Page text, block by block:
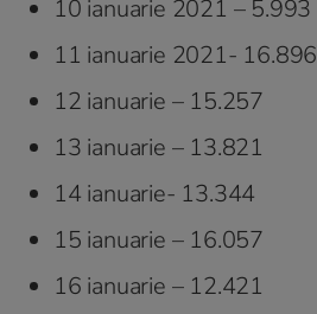
10 ianuarie 2021 – 5.993
11 ianuarie 2021- 16.896
12 ianuarie – 15.257
13 ianuarie – 13.821
14 ianuarie- 13.344
15 ianuarie – 16.057
16 ianuarie – 12.421